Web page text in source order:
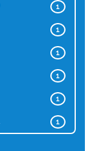
1
1
1
1
1
1